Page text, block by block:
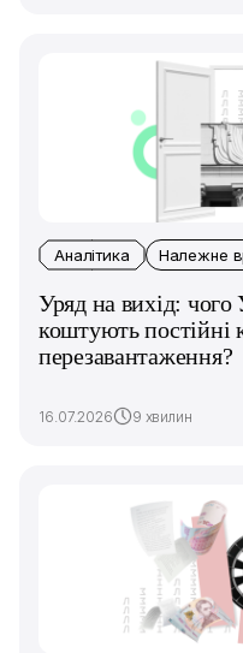
Аналітика Належне
Уряд на вихід: чого
коштують постійні
перезавантаження?
16.07.2026 9 хвилин